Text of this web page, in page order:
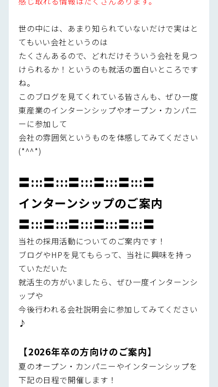
世の中には、あまり知られていないだけで実はと
てもいい会社というのは
たくさんあるので、どれだけそういう会社を見つ
けられるか！というのも就活の面白いところです
ね。
このブログを見てくれている皆さんも、ぜひ一度
東産業のインターンシップやオープン・カンパニ
ーに参加して
会社の雰囲気というものを体感してみてください
(*^^*)
〓:::〓:::〓:::〓:::〓:::〓
インターンシップのご案内
〓:::〓:::〓:::〓:::〓:::〓
当社の採用活動についてのご案内です！
ブログやHPを見てもらって、当社に興味を持っ
ていただいた
就活生の方がいましたら、ぜひ一度インターンシ
ップや
今後行われる会社説明会に参加してみてください
♪
【2026年卒の方向けのご案内】
夏のオープン・カンパニーやインターンシップを
下記の日程で開催します！